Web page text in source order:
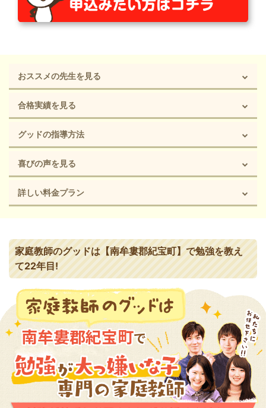
おススメの先生を見る
合格実績を見る
グッドの指導方法
喜びの声を見る
詳しい料金プラン
家庭教師のグッドは【南牟婁郡紀宝町】で勉強を教え
て22年目!
南牟婁郡紀宝町で